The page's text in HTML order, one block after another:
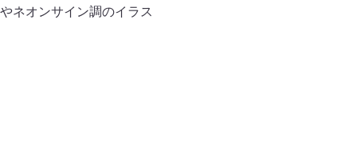
ネオンサイン調のイラス